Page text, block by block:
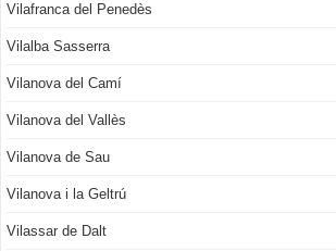
Vilafranca del Penedès
Vilalba Sasserra
Vilanova del Camí
Vilanova del Vallès
Vilanova de Sau
Vilanova i la Geltrú
Vilassar de Dalt